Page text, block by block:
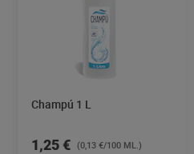
Champú 1 L
1,25 € (0,13 €/100 ML.)